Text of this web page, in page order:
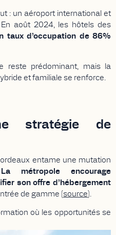
: un aéroport international et
août 2024, les hôtels des
taux d’occupation de 86%
reste prédominant, mais la
et familiale se renforce.
stratégie de
entame une mutation
La métropole encourage
son offre d’hébergement
de gamme ( source).
où les opportunités se